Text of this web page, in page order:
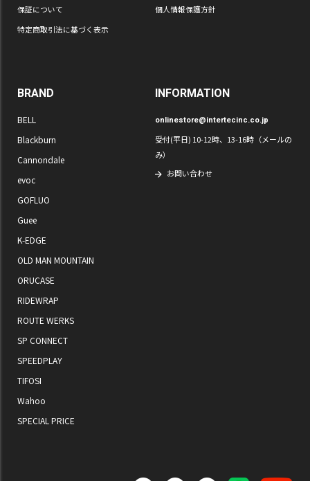
保証について
個人情報保護方針
特定商取引法に基づく表示
BRAND
BELL
Blackburn
Cannondale
evoc
GOFLUO
Guee
K-EDGE
OLD MAN MOUNTAIN
ORUCASE
RIDEWRAP
ROUTE WERKS
SP CONNECT
SPEEDPLAY
TIFOSI
Wahoo
SPECIAL PRICE
INFORMATION
onlinestore@intertecinc.co.jp
受付(平日) 10-12時、13-16時（メールの
み）
お問い合わせ